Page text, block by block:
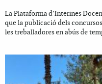
La Plataforma d’Interines
que la publicació dels
les treballadores en abús de